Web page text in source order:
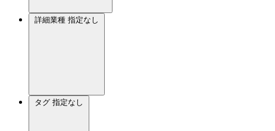
詳細業種 指定なし
タグ 指定なし